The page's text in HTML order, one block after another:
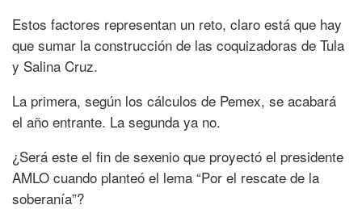
Estos factores representan un reto, claro está que hay
que sumar la construcción de las coquizadoras de Tula
y Salina Cruz.
La primera, según los cálculos de Pemex, se acabará
el año entrante. La segunda ya no.
¿Será este el fin de sexenio que proyectó el presidente
AMLO cuando planteó el lema “Por el rescate de la
soberanía”?